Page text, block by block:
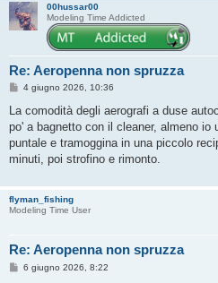
00hussar00
Modeling Time Addicted
Re: Aeropenna non spruzza
M
s
a
g
i
4 giugno 2026, 10:36
La comodità degli aerografi a duse
po' a bagnetto con il cleaner, almeno io
puntale e tramoggina in una piccolo
minuti, poi strofino e rimonto.
flyman_fishing
Modeling Time User
Re: Aeropenna non spruzza
M6 giugno 2026, 8:22